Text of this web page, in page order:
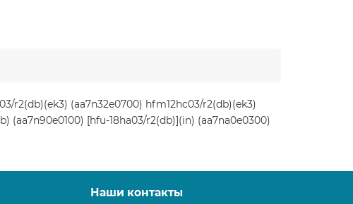
r2(db)(ek3) (aa7n32e0700) hfm12hc03/r2(db)(ek3)
(aa7n90e0100) [hfu-18ha03/r2(db)](in) (aa7na0e0300)
Наши контакты